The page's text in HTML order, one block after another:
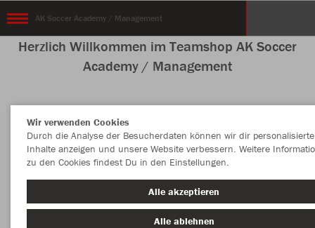
AK Soccer Academy / Management
Herzlich Willkommen im Teamshop AK Soccer
Academy / Management
Nachhaltig Farbe
Wir verwenden Cookies
Durch die Analyse der Besucherdaten können wir dir personalisierte
Inhalte anzeigen und unsere Website verbessern. Weitere
zu den Cookies findest Du in den Einstellungen.
Alle akzeptieren
Alle ablehnen